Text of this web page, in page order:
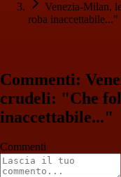
Venezia-Milan,
roba inaccettabile..."
Commenti:
crudeli: "Che
inaccettabile..."
Commenti